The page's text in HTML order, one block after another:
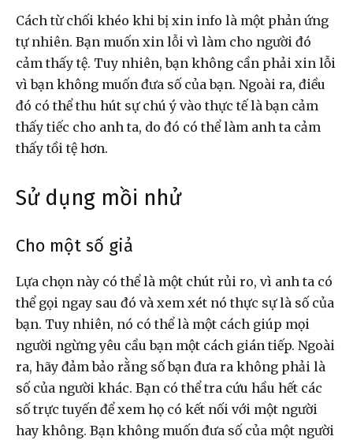
Cách từ chối khéo khi bị xin info là một phản ứng
tự nhiên. Bạn muốn xin lỗi vì làm cho người đó
cảm thấy tệ. Tuy nhiên, bạn không cần phải xin lỗi
vì bạn không muốn đưa số của bạn. Ngoài ra, điều
đó có thể thu hút sự chú ý vào thực tế là bạn cảm
thấy tiếc cho anh ta, do đó có thể làm anh ta cảm
thấy tồi tệ hơn.
Sử dụng mồi nhử
Cho một số giả
Lựa chọn này có thể là một chút rủi ro, vì anh ta có
thể gọi ngay sau đó và xem xét nó thực sự là số của
bạn. Tuy nhiên, nó có thể là một cách giúp mọi
người ngừng yêu cầu bạn một cách gián tiếp. Ngoài
ra, hãy đảm bảo rằng số bạn đưa ra không phải là
số của người khác. Bạn có thể tra cứu hầu hết các
số trực tuyến để xem họ có kết nối với một người
hay không. Bạn không muốn đưa số của một người